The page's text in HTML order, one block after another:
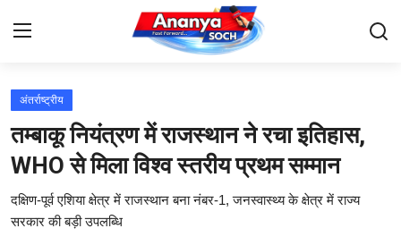
Home
Contact
About Us
अंतर्राष्ट्रीय
तम्बाकू नियंत्रण में राजस्थान ने रचा इतिहास,
WHO से मिला विश्व स्तरीय प्रथम सम्मान
दक्षिण-पूर्व एशिया क्षेत्र में राजस्थान बना नंबर-1, जनस्वास्थ्य के क्षेत्र में राज्य
सरकार की बड़ी उपलब्धि